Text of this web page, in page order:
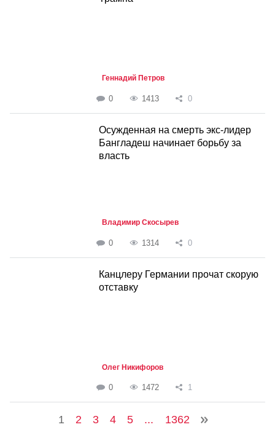
Геннадий Петров
0 1413 0
Осужденная на смерть экс-лидер
Бангладеш начинает борьбу за
власть
Владимир Скосырев
0 1314 0
Канцлеру Германии прочат скорую
отставку
Олег Никифоров
0 1472 1
1 2 3 4 5 ... 1362